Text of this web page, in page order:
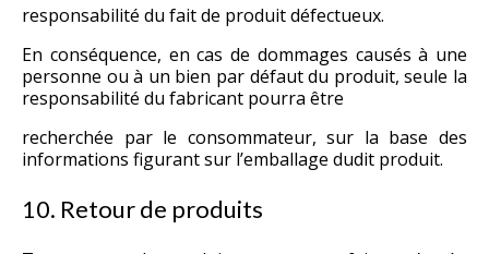
responsabilité du fait de produit défectueux.
En conséquence, en cas de dommages causés à une
personne ou à un bien par défaut du produit, seule la
responsabilité du fabricant pourra être
recherchée par le consommateur, sur la base des
informations figurant sur l’emballage dudit produit.
10. Retour de produits